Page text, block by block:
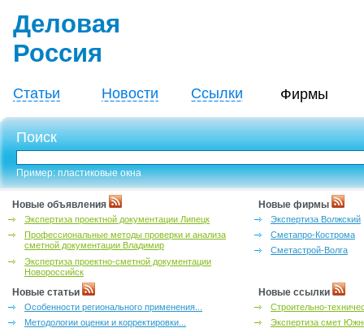
Деловая
Россия
Статьи Новости Ссылки Фирмы
Поиск
Пример: пластиковые окна
Новые объявления
Экспертиза проектной документации Липецк
Профессиональные методы проверки и анализа
сметной документации Владимир
Экспертиза проектно-сметной документации
Новороссийск
Новые фирмы
Экспертиза Волжский
Сметапро-Кострома
Сметастрой-Волга
Новые статьи
Особенности регионального применения...
Методологии оценки и корректировки...
Новые ссылки
Строительно-
Экспертиза смет